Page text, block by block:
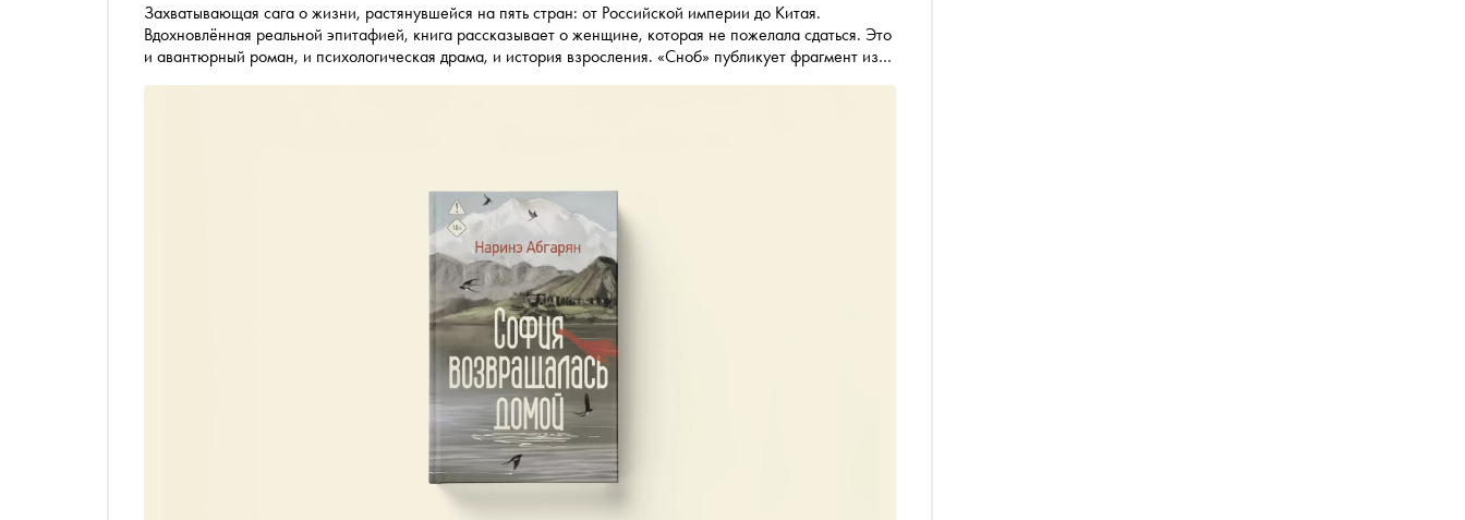
Захватывающая сага о жизни, растянувшейся на пять стран: от Российской империи до Китая.
Вдохновлённая реальной эпитафией, книга рассказывает о женщине, которая не пожелала сдаться. Это
и авантюрный роман, и психологическая драма, и история взросления. «Сноб» публикует фрагмент из